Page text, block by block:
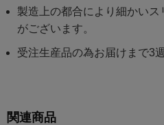
製造上の都合により細かい
がございます。
受注生産品の為お届けまで3
関連商品